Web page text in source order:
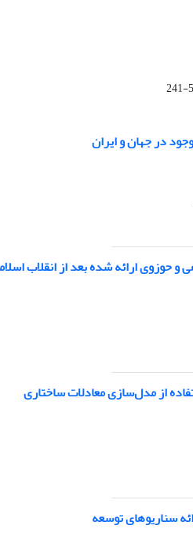
در جهان و ایران
ارائه شده بعد از انقلاب
از مدل‌سازی معادلات ساختاری
سناریوهای توسعه